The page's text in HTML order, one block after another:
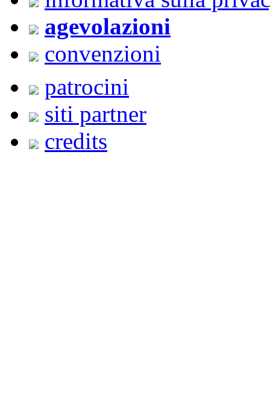
agevolazioni
convenzioni
patrocini
siti partner
credits